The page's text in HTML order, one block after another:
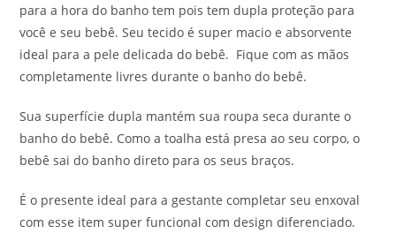
para a hora do banho tem pois tem dupla proteção para
você e seu bebê. Seu tecido é super macio e absorvente
ideal para a pele delicada do bebê. Fique com as mãos
completamente livres durante o banho do bebê.
Sua superfície dupla mantém sua roupa seca durante o
banho do bebê. Como a toalha está presa ao seu corpo, o
bebê sai do banho direto para os seus braços.
É o presente ideal para a gestante completar seu enxoval
com esse item super funcional com design diferenciado.